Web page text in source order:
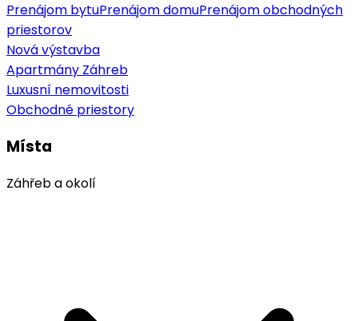
Prenájom bytuPrenájom domuPrenájom obchodných
priestorov
Nová výstavba
Apartmány Záhreb
Luxusní nemovitosti
Obchodné priestory
Místa
Záhřeb a okolí